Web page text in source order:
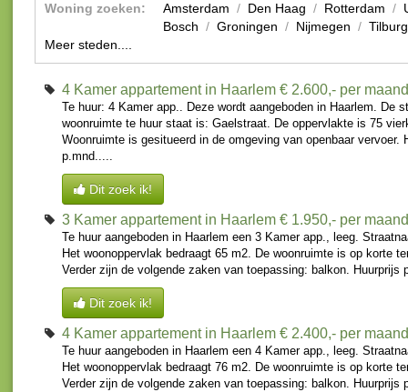
Woning zoeken: Amsterdam / Den Haag / Rotterdam /
Bosch / Groningen / Nijmegen / Tilburg
Meer steden....
4 Kamer appartement in Haarlem € 2.600,- per maand
Te huur: 4 Kamer app.. Deze wordt aangeboden in Haarlem. De
woonruimte te huur staat is: Gaelstraat. De oppervlakte is 75
Woonruimte is gesitueerd in de omgeving van openbaar vervoer.
p.mnd.....
Dit zoek ik!
3 Kamer appartement in Haarlem € 1.950,- per maand
Te huur aangeboden in Haarlem een 3 Kamer app., leeg.
Het woonoppervlak bedraagt 65 m2. De woonruimte is op korte
Verder zijn de volgende zaken van toepassing: balkon. Huurprijs
Dit zoek ik!
4 Kamer appartement in Haarlem € 2.400,- per maand
Te huur aangeboden in Haarlem een 4 Kamer app., leeg.
Het woonoppervlak bedraagt 76 m2. De woonruimte is op korte
Verder zijn de volgende zaken van toepassing: balkon. Huurprijs